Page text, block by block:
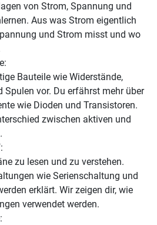
von Strom, Spannung und
Aus was Strom eigentlich
und Strom misst und wo
Bauteile wie Widerstände,
Spulen vor. Du erfährst mehr über
wie Dioden und Transistoren.
zwischen aktiven und
zu lesen und zu verstehen.
wie Serienschaltung und
erklärt. Wir zeigen dir, wie
verwendet werden.